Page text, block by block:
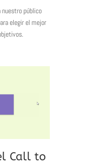
público
elegir el mejor
Call to